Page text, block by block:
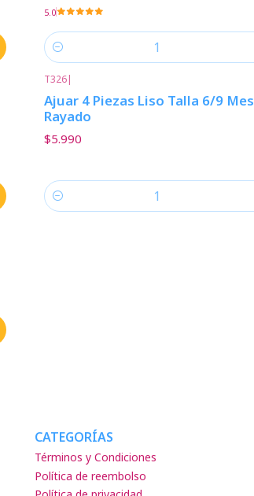
5.0
Cantidad
T326|
Ajuar 4 Piezas Liso Talla 6/9
Rayado
$5.990
Cantidad
CATEGORÍAS
Términos y Condiciones
Política de reembolso